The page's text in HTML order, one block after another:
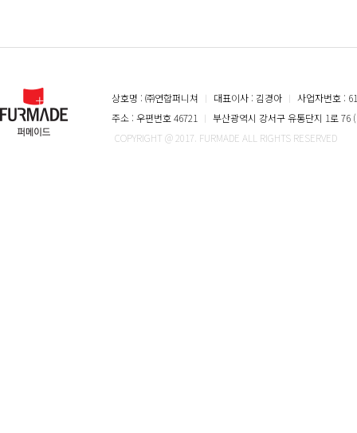
상호명 : ㈜연합퍼니쳐 ㅣ 대표이사 : 김경아 ㅣ 사업자번호 :
주소 : 우편번호 46721
ㅣ 부산광역시 강서구 유통단지 1로 76
COPYRIGHT @ 2017. FURMADE ALL RIGHTS RESERVED